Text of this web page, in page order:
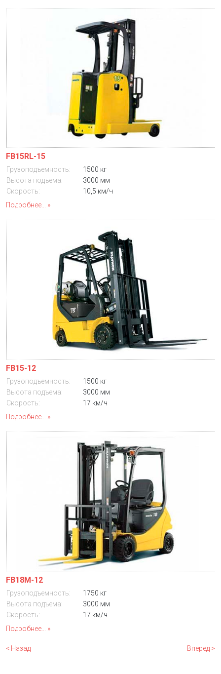
FB15RL-15
Грузоподъемность:
1500 кг
Высота подъема:
3000 мм
Скорость:
10,5 км/ч
Подробнее...
FB15-12
Грузоподъемность:
1500 кг
Высота подъема:
3000 мм
Скорость:
17 км/ч
Подробнее...
FB18M-12
Грузоподъемность:
1750 кг
Высота подъема:
3000 мм
Скорость:
17 км/ч
Подробнее...
< Назад Вперед >